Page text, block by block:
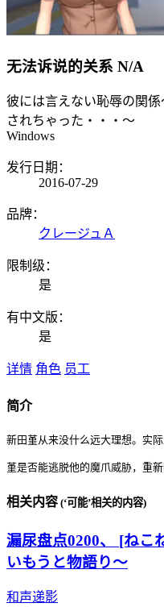
无法诉说的关系 N/A
彼には言えない恥辱の関
されちゃった・・・～
Windows
发行日期：
2016-07-29
品牌：
クレージュＡ
限制级：
是
有中文版：
是
详情 角色 员工
简介
新田堇从来没什么远大理想。实
堇是否能逃脱他的魔爪威胁，重
相关内容 (‘可能’相关的内容)
漏尿盘点0200、 [ねこ
いもうと物語り～
和声递影